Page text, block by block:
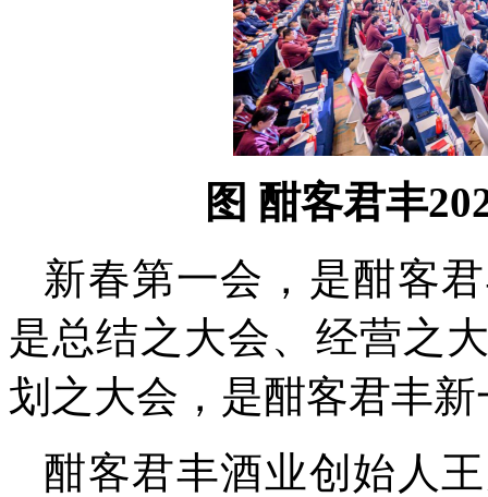
图 酣客君丰
新春第一会，是酣客
是总结之大会、经营之
划之大会，是酣客君丰
酣客君丰酒业创始人